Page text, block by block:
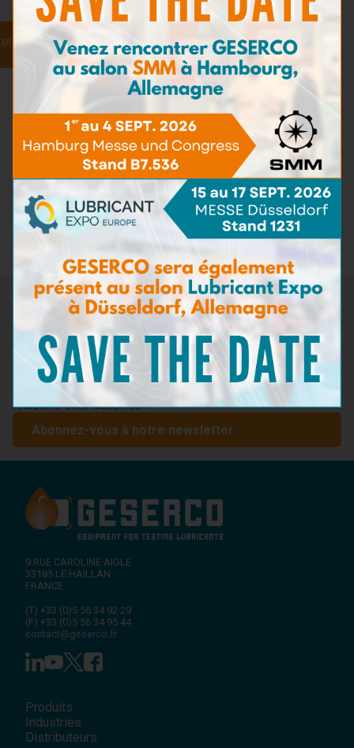
Une mauvaise viscosité peut entraîner :
Une usure accélérée des pièces mécaniques
Une surchauffe des composants
Une perte de rendement énergétique
Et à terme, une panne coûteuse
Chez GESERCO, nous vous aidons à surveiller ce
paramètre essentiel directement sur site, grâce à nos
outils comme le
ViscoTest™ ou le Viscobille™
, conçus pour
un diagnostic simple, rapide et fiable.
Un contrôle régulier de la viscosité, c’est une maintenance
optimisée et une performance durable de vos installations.
Retour aux actualités
Newsletter
Ne manquez pas les dernières nouveautés de GESERCO !
Inscrivez-vous à notre newsletter pour recevoir des
informations sur nos innovations en matière de surveillance de
l'état des lubrifiants, nos événements à venir, et des conseils
d'experts sur la maintenance préventive. Restez à la pointe de
l'industrie avec GESERCO !
Abonnez-vous à notre newsletter
9 RUE CAROLINE AIGLE
33185 LE HAILLAN
FRANCE
(T) +33 (0)5 56 34 92 29
(F) +33 (0)5 56 34 95 44
contact@geserco.fr
Produits
Industries
Distributeurs